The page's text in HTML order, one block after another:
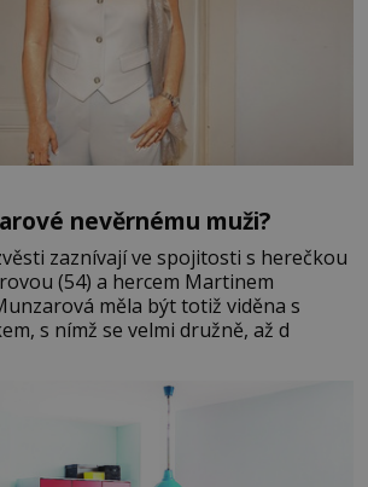
nevěrnému muži?
zaznívají ve spojitosti s herečkou
(54) a hercem Martinem
měla být totiž viděna s
s nímž se velmi družně, až d